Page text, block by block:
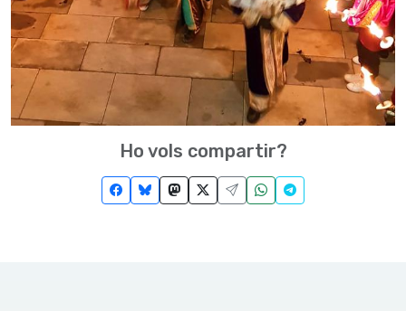
Ho vols compartir?